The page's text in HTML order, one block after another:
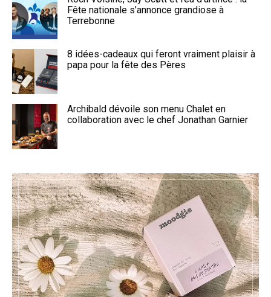
Fête nationale s’annonce grandiose à
Terrebonne
8 idées-cadeaux qui feront vraiment plaisir à
papa pour la fête des Pères
Archibald dévoile son menu Chalet en
collaboration avec le chef Jonathan Garnier